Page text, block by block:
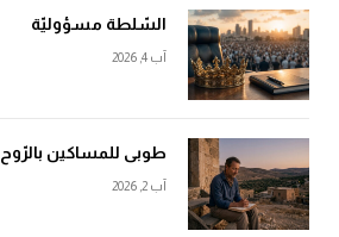
السّلطة مسؤوليّة
آب 4, 2026
طوبى للمساكين
آب 2, 2026